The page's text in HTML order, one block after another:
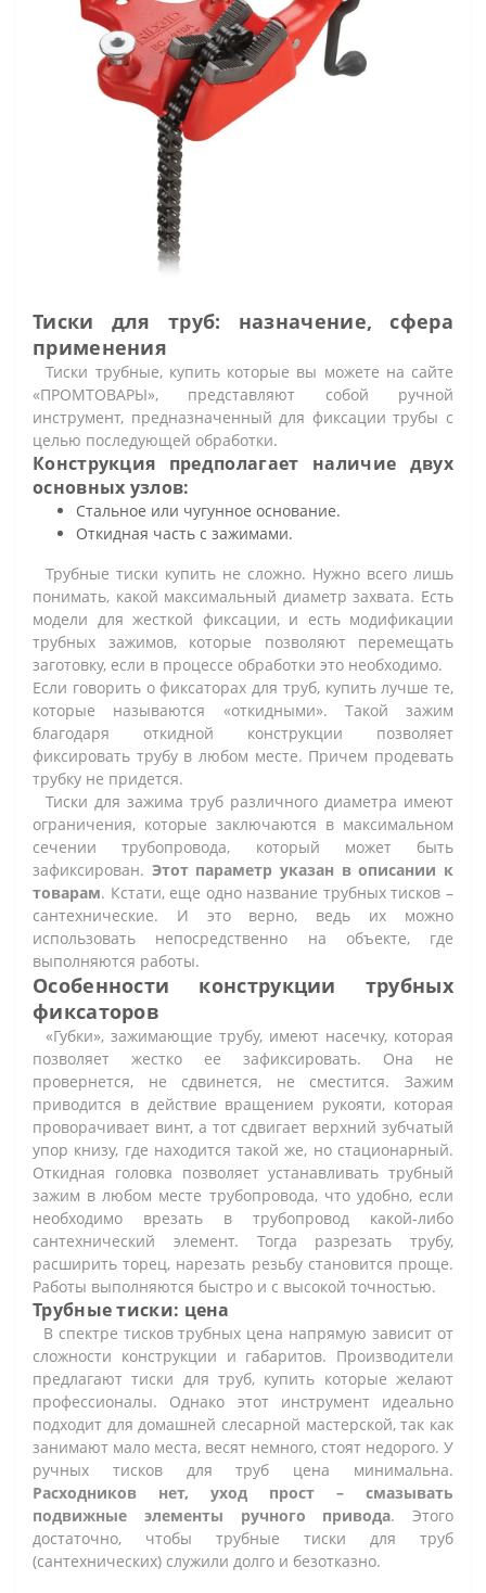
Тиски для труб: назначение, сфера
применения
Тиски трубные, купить которые вы можете на сайте
«ПРОМТОВАРЫ», представляют собой ручной
инструмент, предназначенный для фиксации трубы с
целью последующей обработки.
Конструкция предполагает наличие двух
основных узлов:
Стальное или чугунное основание.
Откидная часть с зажимами.
Трубные тиски купить не сложно. Нужно всего лишь
понимать, какой максимальный диаметр захвата. Есть
модели для жесткой фиксации, и есть модификации
трубных зажимов, которые позволяют перемещать
заготовку, если в процессе обработки это необходимо.
Если говорить о фиксаторах для труб, купить лучше те,
которые называются «откидными». Такой зажим
благодаря откидной конструкции позволяет
фиксировать трубу в любом месте. Причем продевать
трубку не придется.
Тиски для зажима труб различного диаметра имеют
ограничения, которые заключаются в максимальном
сечении трубопровода, который может быть
зафиксирован. Этот параметр указан в описании к
товарам. Кстати, еще одно название трубных тисков –
сантехнические. И это верно, ведь их можно
использовать непосредственно на объекте, где
выполняются работы.
Особенности конструкции трубных
фиксаторов
«Губки», зажимающие трубу, имеют насечку, которая
позволяет жестко ее зафиксировать. Она не
провернется, не сдвинется, не сместится. Зажим
приводится в действие вращением рукояти, которая
проворачивает винт, а тот сдвигает верхний зубчатый
упор книзу, где находится такой же, но стационарный.
Откидная головка позволяет устанавливать трубный
зажим в любом месте трубопровода, что удобно, если
необходимо врезать в трубопровод какой-либо
сантехнический элемент. Тогда разрезать трубу,
расширить торец, нарезать резьбу становится проще.
Работы выполняются быстро и с высокой точностью.
Трубные тиски: цена
В спектре тисков трубных цена напрямую зависит от
сложности конструкции и габаритов. Производители
предлагают тиски для труб, купить которые желают
профессионалы. Однако этот инструмент идеально
подходит для домашней слесарной мастерской, так как
занимают мало места, весят немного, стоят недорого. У
ручных тисков для труб цена минимальна.
Расходников нет, уход прост – смазывать
подвижные элементы ручного привода. Этого
достаточно, чтобы трубные тиски для труб
(сантехнических) служили долго и безотказно.